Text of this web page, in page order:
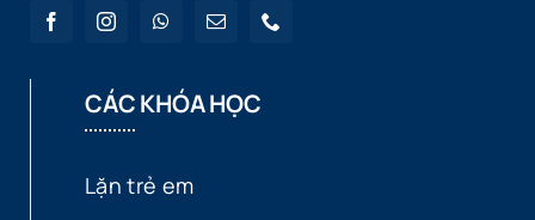
CÁC KHÓA HỌC
Lặn trẻ em